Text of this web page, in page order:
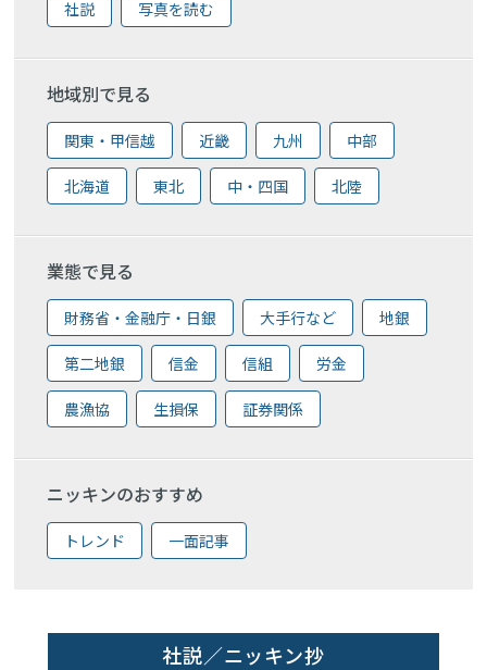
社説 写真を読む
地域別で見る
関東・甲信越 近畿 九州 中部
北海道 東北 中・四国 北陸
業態で見る
財務省・金融庁・日銀 大手行など 地銀
第二地銀 信金 信組 労金
農漁協 生損保 証券関係
ニッキンのおすすめ
トレンド 一面記事
社説／ニッキン抄